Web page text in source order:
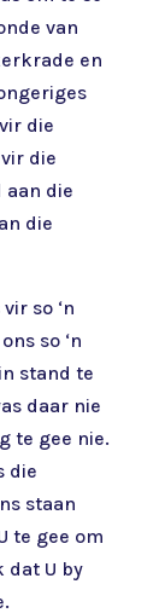
van
en
die
die
aan die
die
so ‘n
so ‘n
stand te
daar nie
te gee nie.
die
staan
te gee om
dat U by